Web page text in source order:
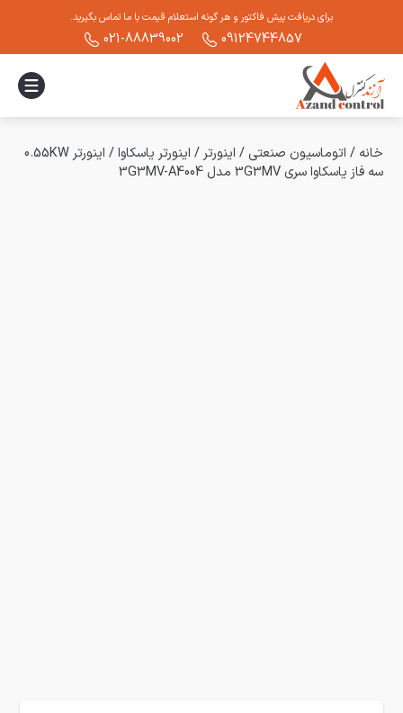
برای دریافت پیش فاکتور و هر گونه استعلام قیمت با ما تماس بگیرید.
09124744857
021-88839002
خانه / اتوماسیون صنعتی / اینورتر / اینورتر یاسکاوا/
اینورتر 0.55KW
سه فاز یاسکاوا سری 3G3MV مدل 3G3MV-A4004